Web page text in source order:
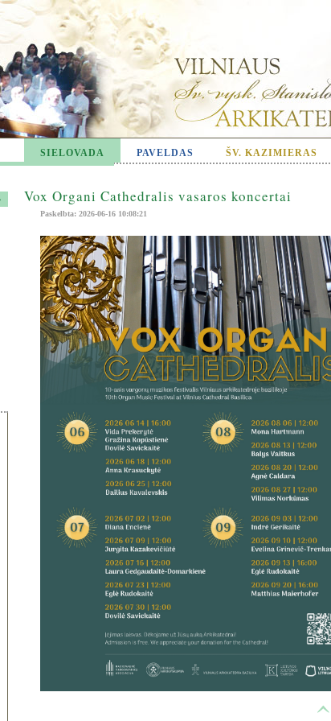
SIELOVADA PAVELDAS ŠV. KAZIMIERAS
Vox Organi Cathedralis vasaros koncertai
Paskelbta: 2026-06-16 10:08:21